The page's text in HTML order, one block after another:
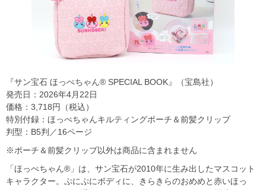
『サン宝石 ほっぺちゃん® SPECIAL BOOK』（宝島社）
発売日：2026年4月22日
価格：3,718円（税込）
特別付録：ほっぺちゃんキルティングポーチ＆前髪クリップ
判型：B5判／16ページ
※ポーチ＆前髪クリップ以外は商品に含まれません
「ほっぺちゃん®」は、サン宝石が2010年に生み出したマスコット
キャラクター。ぷにぷにボディに、きらきらのおめめと赤いほっ